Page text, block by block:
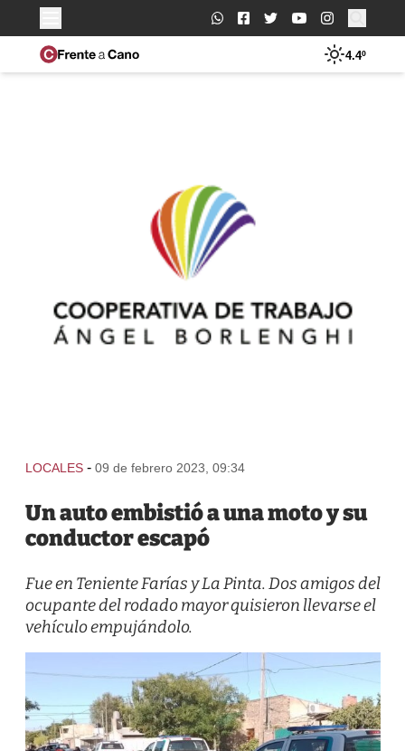
Buscar:
4.4º
LOCALES - 09 de febrero 2023, 09:34
Un auto embistió a una moto y su
conductor escapó
Fue en Teniente Farías y La Pinta. Dos amigos del
ocupante del rodado mayor quisieron llevarse el
vehículo empujándolo.